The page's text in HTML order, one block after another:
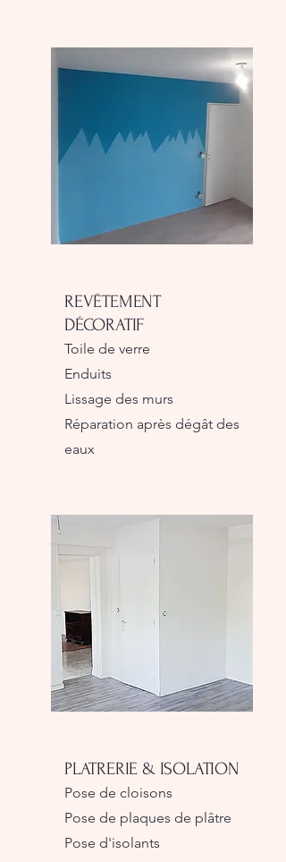
REVËTEMENT
DÉCORATIF
Toile de verre
Enduits
Lissage des murs
Réparation après dégât des
eaux
PLATRERIE & ISOLATION
Pose de cloisons
Pose de plaques de plâtre
Pose d'isolants